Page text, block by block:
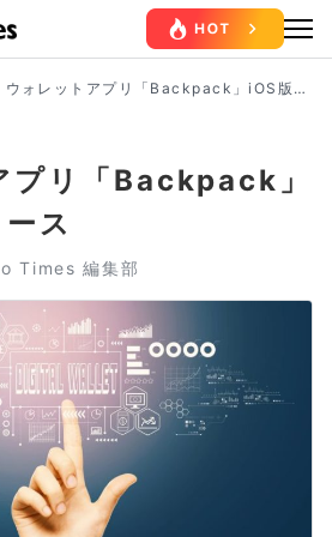
ウォレットアプリ「Backpack」iOS版を
プリ「Backpack」
ス
Times 編集部